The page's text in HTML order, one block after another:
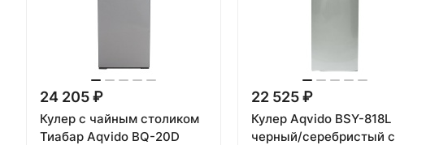
24 205 ₽
Кулер с чайным столиком
Тиабар Aqvido BQ-20D
22 525 ₽
Кулер Aqvido BSY-818L
черный/серебристый с